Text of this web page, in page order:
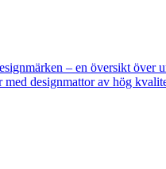
– en översikt över
med designmattor av hög